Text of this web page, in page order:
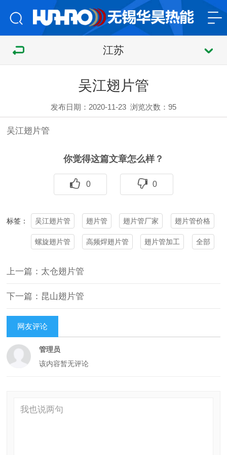
江苏
吴江翅片管
发布日期：2020-11-23 浏览次数：95
吴江翅片管
你觉得这篇文章怎么样？
0 0
标签： 吴江翅片管 翅片管 翅片管厂家 翅片管价格
螺旋翅片管 高频焊翅片管 翅片管加工 全部
上一篇：太仓翅片管
下一篇：昆山翅片管
网友评论
管理员
该内容暂无评论